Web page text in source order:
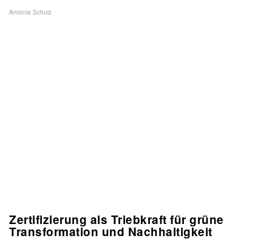
Antonia Schulz
Zertifizierung als Triebkraft für grüne
Transformation und Nachhaltigkeit